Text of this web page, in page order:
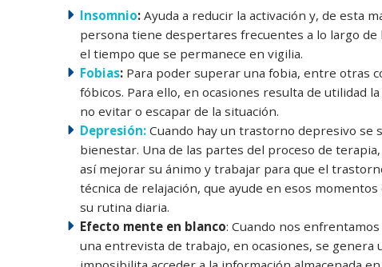
Insomnio: Ayuda a reducir la activación y, de esta
persona tiene despertares frecuentes a lo largo de
el tiempo que se permanece en vigilia.
Fobias: Para poder superar una fobia, entre otras
fóbicos. Para ello, en ocasiones resulta de utilidad
no evitar o escapar de la situación.
Depresión: Cuando hay un trastorno depresivo
bienestar. Una de las partes del proceso de
así mejorar su ánimo y trabajar para que el
técnica de relajación, que ayude en esos
su rutina diaria.
Efecto mente en blanco: Cuando nos
una entrevista de trabajo, en ocasiones, se